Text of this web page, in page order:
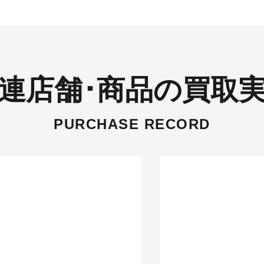
店舗･商品の買取
PURCHASE RECORD